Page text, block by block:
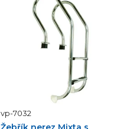
vp-7032